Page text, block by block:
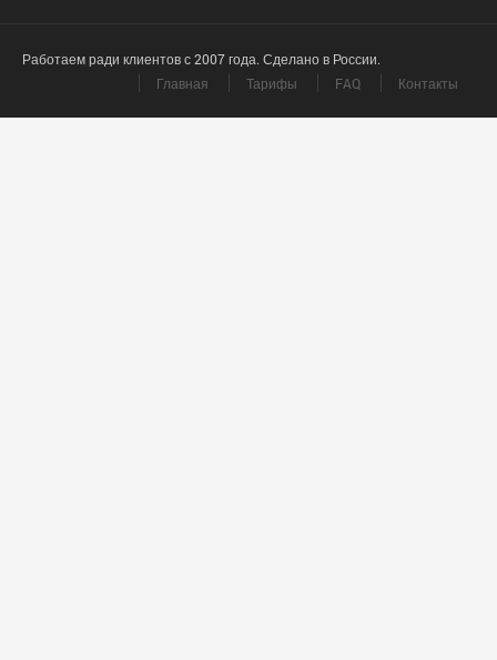
Работаем ради клиентов с 2007 года. Сделано в России.
Главная
Тарифы FAQ Контакты